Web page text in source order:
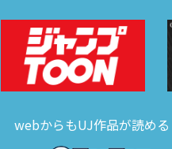
webからもUJ作品が読める